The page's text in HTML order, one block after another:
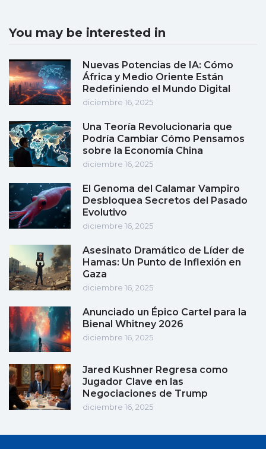
You may be interested in
Nuevas Potencias de IA: Cómo
África y Medio Oriente Están
Redefiniendo el Mundo Digital
diciembre 16, 2025
Una Teoría Revolucionaria que
Podría Cambiar Cómo Pensamos
sobre la Economía China
diciembre 16, 2025
El Genoma del Calamar Vampiro
Desbloquea Secretos del Pasado
Evolutivo
diciembre 16, 2025
Asesinato Dramático de Líder de
Hamas: Un Punto de Inflexión en
Gaza
diciembre 16, 2025
Anunciado un Épico Cartel para la
Bienal Whitney 2026
diciembre 16, 2025
Jared Kushner Regresa como
Jugador Clave en las
Negociaciones de Trump
diciembre 16, 2025